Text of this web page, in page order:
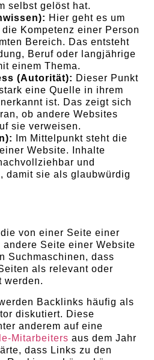
selbst gelöst hat.
Hier geht es um
Kompetenz einer Person
Bereich. Das entsteht
Beruf oder langjährige
einem Thema.
(Autorität): Dieser Punkt
eine Quelle in ihrem
ist. Das zeigt sich
ob andere Websites
sie verweisen.
Im Mittelpunkt steht die
Website. Inhalte
und
damit sie als glaubwürdig
von einer Seite einer
Seite einer Website
Suchmaschinen, dass
als relevant oder
werden.
Backlinks häufig als
diskutiert. Diese
anderem auf eine
Mitarbeiters aus dem Jahr
dass Links zu den